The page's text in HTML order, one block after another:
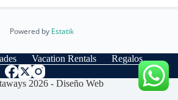
Powered by Estatik
Vacation Rentals Regalos
2026 - Diseño Web